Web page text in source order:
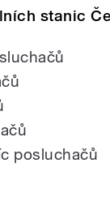
stanic
posluchačů